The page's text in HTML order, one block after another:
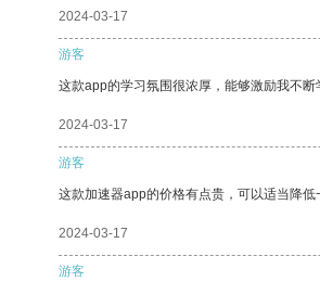
2024-03-17
游客
这款app的学习氛围很浓厚，能够激励我不断
2024-03-17
游客
这款加速器app的价格有点贵，可以适当降
2024-03-17
游客